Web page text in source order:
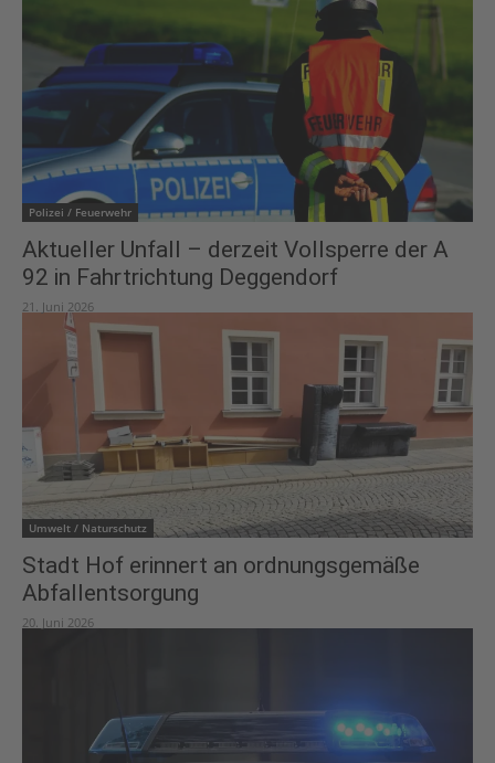
Polizei / Feuerwehr
Aktueller Unfall – derzeit Vollsperre der A
92 in Fahrtrichtung Deggendorf
21. Juni 2026
Umwelt / Naturschutz
Stadt Hof erinnert an ordnungsgemäße
Abfallentsorgung
20. Juni 2026